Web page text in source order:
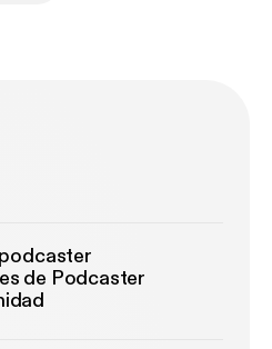
de Podcaster